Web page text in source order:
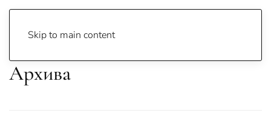
Skip to main content
Архива